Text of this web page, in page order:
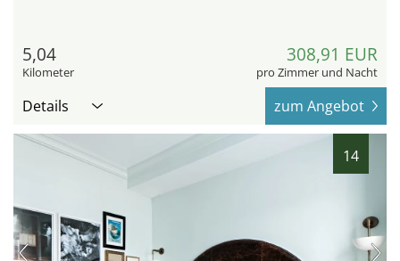
5,04
Kilometer
308,91 EUR
pro Zimmer und Nacht
Details zum Angebot
14